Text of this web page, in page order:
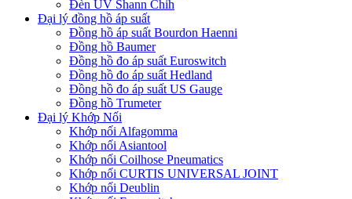
Đèn UV Shann Chih
Đại lý đồng hồ áp suất
Đồng hồ áp suất Bourdon Haenni
Đồng hồ Baumer
Đồng hồ đo áp suất Euroswitch
Đồng hồ đo áp suất Hedland
Đồng hồ đo áp suất US Gauge
Đồng hồ Trumeter
Đại lý Khớp Nối
Khớp nối Alfagomma
Khớp nối Asiantool
Khớp nối Coilhose Pneumatics
Khớp nối CURTIS UNIVERSAL JOINT
Khớp nối Deublin